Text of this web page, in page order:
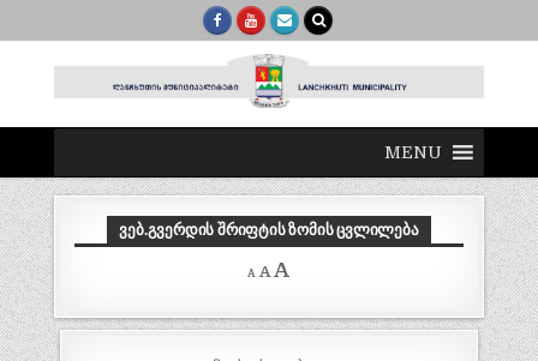
MENU
ᲕᲔᲑ.ᲒᲕᲔᲠᲓᲘᲡ ᲨᲠᲘᲤᲢᲘᲡ ᲖᲝᲛᲘᲡ ᲪᲕᲚᲘᲚᲔᲑᲐ
A
Decrease
font
A Reset
A
size.